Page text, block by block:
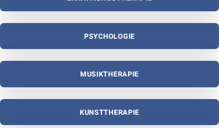
PSYCHOLOGIE
MUSIKTHERAPIE
KUNSTTHERAPIE